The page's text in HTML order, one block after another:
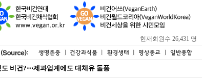
현재회원수 26,431 명
도 비건?⋯제과업계에도 대체유 돌풍